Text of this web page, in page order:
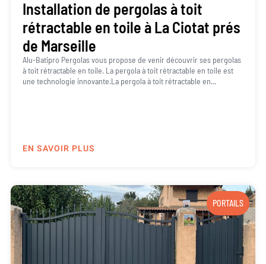
Installation de pergolas à toit
rétractable en toile à La Ciotat prés
de Marseille
Alu-Batipro Pergolas vous propose de venir découvrir ses pergolas
à toit rétractable en toile. La pergola à toit rétractable en toile est
une technologie innovante.La pergola à toit rétractable en...
EN SAVOIR PLUS
PORTAILS